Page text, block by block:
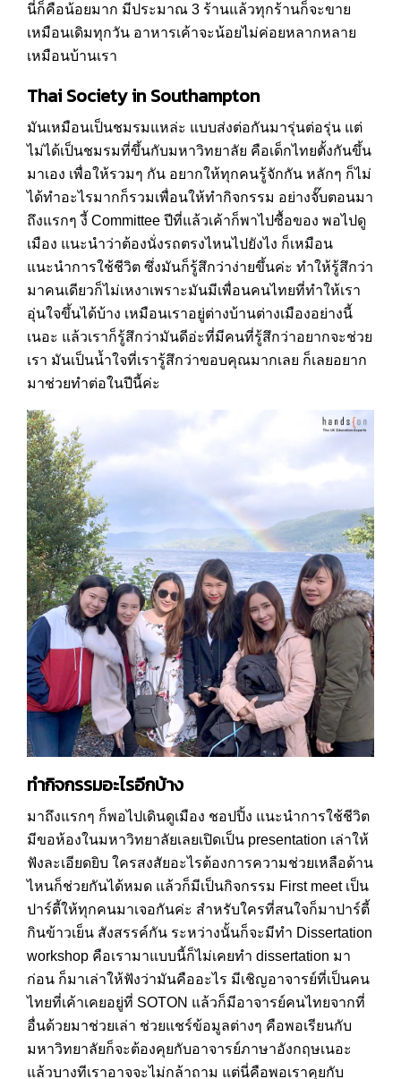
นี่ก็คือน้อยมาก มีประมาณ 3 ร้านแล้วทุกร้านก็จะขาย
เหมือนเดิมทุกวัน อาหารเค้าจะน้อยไม่ค่อยหลากหลาย
เหมือนบ้านเรา
Thai Society in Southampton
มันเหมือนเป็นชมรมแหล่ะ แบบส่งต่อกันมารุ่นต่อรุ่น แต่
ไม่ได้เป็นชมรมที่ขึ้นกับมหาวิทยาลัย คือเด็กไทยตั้งกันขึ้น
มาเอง เพื่อให้รวมๆ กัน อยากให้ทุกคนรู้จักกัน หลักๆ ก็ไม่
ได้ทำอะไรมากก็รวมเพื่อนให้ทำกิจกรรม อย่างจั๊บตอนมา
ถึงแรกๆ งี้ Committee ปีที่แล้วเค้าก็พาไปซื้อของ พอไปดู
เมือง แนะนำว่าต้องนั่งรถตรงไหนไปยังไง ก็เหมือน
แนะนำการใช้ชีวิต ซึ่งมันก็รู้สึกว่าง่ายขึ้นค่ะ ทำให้รู้สึกว่า
มาคนเดียวก็ไม่เหงาเพราะมันมีเพื่อนคนไทยที่ทำให้เรา
อุ่นใจขึ้นได้บ้าง เหมือนเราอยู่ต่างบ้านต่างเมืองอย่างนี้
เนอะ แล้วเราก็รู้สึกว่ามันดีอ่ะที่มีคนที่รู้สึกว่าอยากจะช่วย
เรา มันเป็นน้ำใจที่เรารู้สึกว่าขอบคุณมากเลย ก็เลยอยาก
มาช่วยทำต่อในปีนี้ค่ะ
ทำกิจกรรมอะไรอีกบ้าง
มาถึงแรกๆ ก็พอไปเดินดูเมือง ชอปปิ้ง แนะนำการใช้ชีวิต
มีขอห้องในมหาวิทยาลัยเลยเปิดเป็น presentation เล่าให้
ฟังละเอียดยิบ ใครสงสัยอะไรต้องการความช่วยเหลือด้าน
ไหนก็ช่วยกันได้หมด แล้วก็มีเป็นกิจกรรม First meet เป็น
ปาร์ตี้ให้ทุกคนมาเจอกันค่ะ สำหรับใครที่สนใจก็มาปาร์ตี้
กินข้าวเย็น สังสรรค์กัน ระหว่างนั้นก็จะมีทำ Dissertation
workshop คือเรามาแบบนี้ก็ไม่เคยทำ dissertation มา
ก่อน ก็มาเล่าให้ฟังว่ามันคืออะไร มีเชิญอาจารย์ที่เป็นคน
ไทยที่เค้าเคยอยู่ที่ SOTON แล้วก็มีอาจารย์คนไทยจากที่
อื่นด้วยมาช่วยเล่า ช่วยแชร์ข้อมูลต่างๆ คือพอเรียนกับ
มหาวิทยาลัยก็จะต้องคุยกับอาจารย์ภาษาอังกฤษเนอะ
แล้วบางทีเราอาจจะไม่กล้าถาม แต่นี่คือพอเราคุยกับ